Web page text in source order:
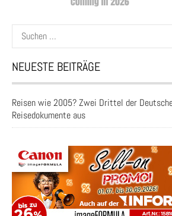
Suchen
nach:
NEUESTE BEITRÄGE
Reisen wie 2005? Zwei Drittel der
Reisedokumente aus